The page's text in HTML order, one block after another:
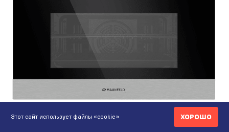
Этот сайт использует файлы «cookie» ХОРОШО